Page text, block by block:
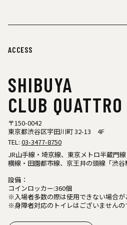
ACCESS
SHIBUYA
CLUB QUATTRO
〒150-0042
東京都渋谷区宇田川町 32-13 4F
TEL: 03-3477-8750
JR山手線・埼京線、東京メトロ半蔵門
横線・田園都市線、京王井の頭線「渋
設備：
コインロッカー:360個
※入場者多数の際は使用できない場合が
※身障者対応のトイレはございませんの